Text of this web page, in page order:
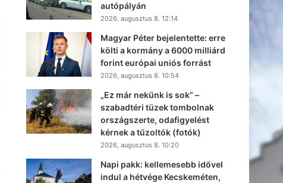
autópályán
2026, augusztus 8. 12:14
Magyar Péter bejelentette: erre
költi a kormány a 6000 milliárd
forint európai uniós forrást
2026, augusztus 8. 10:54
„Ez már nekünk is sok” –
szabadtéri tüzek tombolnak
országszerte, odafigyelést
kérnek a tűzoltók (fotók)
2026, augusztus 8. 10:20
Napi pakk: kellemesebb idővel
indul a hétvége Kecskeméten,